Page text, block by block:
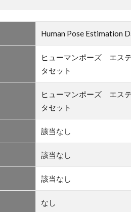
Human Pose Estimation
ヒューマンポーズ エス
タセット
ヒューマンポーズ エス
タセット
該当なし
該当なし
該当なし
なし